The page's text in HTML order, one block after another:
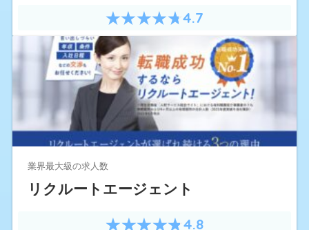
4.7
業界最大級の求人数
リクルートエージェント
4.8